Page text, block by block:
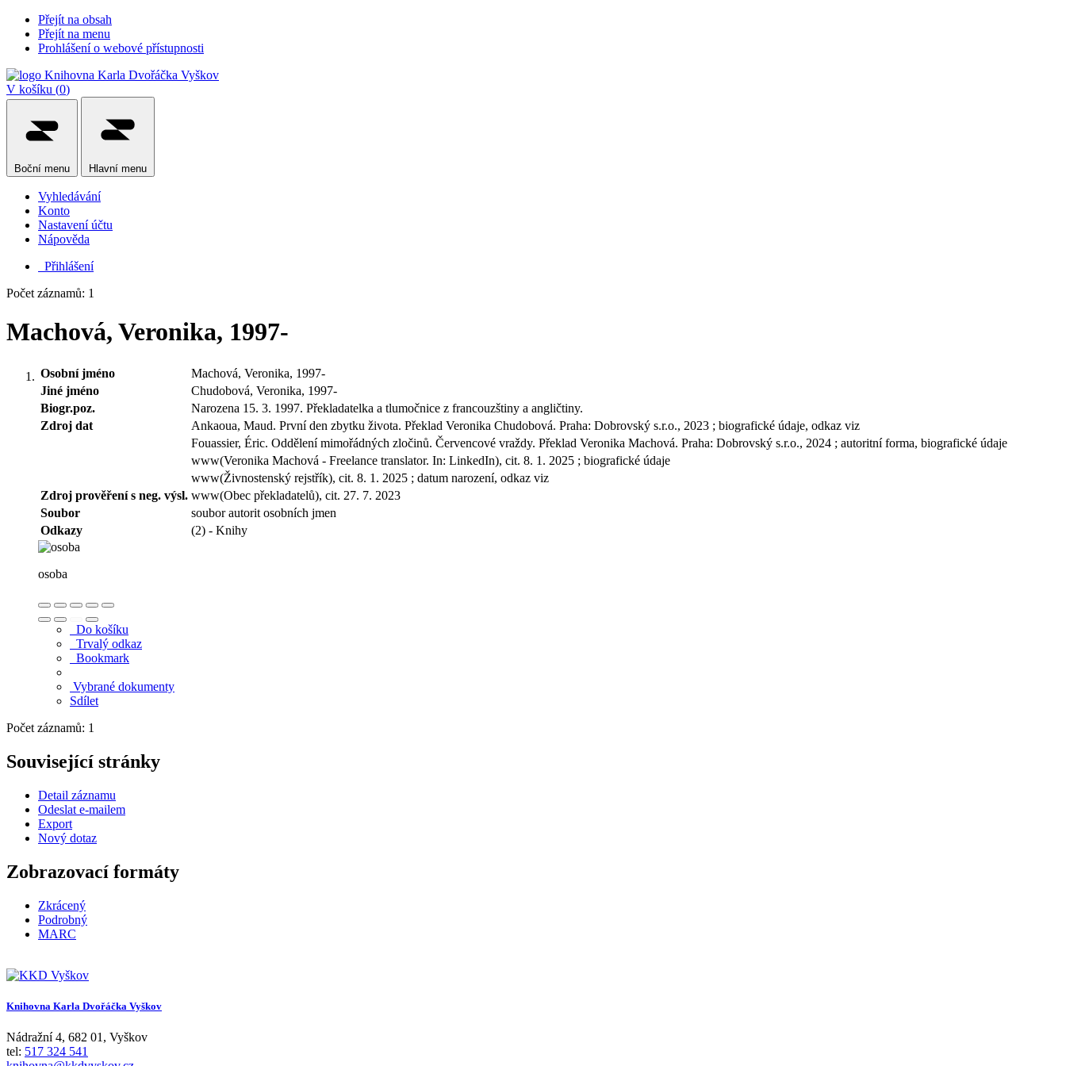
Přejít na obsah
Přejít na menu
Prohlášení o webové přístupnosti
V košíku (0)
Boční menu Hlavní menu
Vyhledávání
Konto
Nastavení účtu
Nápověda
Přihlášení
Počet záznamů: 1
Machová, Veronika, 1997-
Osobní jméno
Machová, Veronika, 1997-
Jiné jméno
Chudobová, Veronika, 1997-
Biogr.poz.
Narozena 15. 3. 1997. Překladatelka a tlumočnice z francouzštiny a angličtiny.
Zdroj dat
Ankaoua, Maud. První den zbytku života. Překlad Veronika Chudobová. Praha: Dobrovský s.r.o., 2023 ; biografické údaje, odkaz viz
Fouassier, Éric. Oddělení mimořádných zločinů. Červencové vraždy. Překlad Veronika Machová. Praha: Dobrovský s.r.o., 2024 ; autoritní forma, biografické údaje
www(Veronika Machová - Freelance translator. In: LinkedIn), cit. 8. 1. 2025 ; biografické údaje
www(Živnostenský rejstřík), cit. 8. 1. 2025 ; datum narození, odkaz viz
Zdroj prověření s neg. výsl. www(Obec překladatelů), cit. 27. 7. 2023
Soubor
soubor autorit osobních jmen
Odkazy
(2) - Knihy
osoba
Do košíku
Trvalý odkaz
Bookmark
Vybrané dokumenty
Sdílet
Počet záznamů: 1
Související stránky
Detail záznamu
Odeslat e-mailem
Export
Nový dotaz
Zobrazovací formáty
Zkrácený
Podrobný
MARC
Knihovna Karla Dvořáčka Vyškov
Nádražní 4, 682 01 , Vyškov
tel: 517 324 541